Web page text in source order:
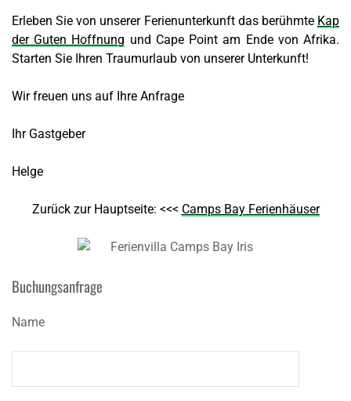
Erleben Sie von unserer Ferienunterkunft das berühmte Kap
der Guten Hoffnung und Cape Point am Ende von Afrika.
Starten Sie Ihren Traumurlaub von unserer Unterkunft!
Wir freuen uns auf Ihre Anfrage
Ihr Gastgeber
Helge
Zurück zur Hauptseite: <<< Camps Bay Ferienhäuser
Buchungsanfrage
Name